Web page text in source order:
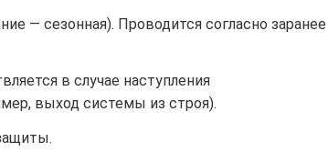
— сезонная). Проводится согласно заранее
в случае наступления
выход системы из строя).